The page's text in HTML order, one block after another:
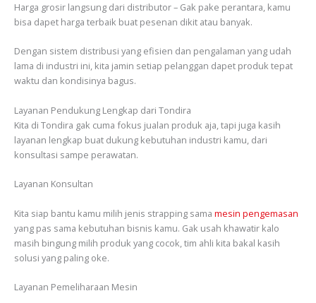
Harga grosir langsung dari distributor – Gak pake perantara, kamu
bisa dapet harga terbaik buat pesenan dikit atau banyak.
Dengan sistem distribusi yang efisien dan pengalaman yang udah
lama di industri ini, kita jamin setiap pelanggan dapet produk tepat
waktu dan kondisinya bagus.
Layanan Pendukung Lengkap dari Tondira
Kita di Tondira gak cuma fokus jualan produk aja, tapi juga kasih
layanan lengkap buat dukung kebutuhan industri kamu, dari
konsultasi sampe perawatan.
Layanan Konsultan
Kita siap bantu kamu milih jenis strapping sama mesin pengemasan
yang pas sama kebutuhan bisnis kamu. Gak usah khawatir kalo
masih bingung milih produk yang cocok, tim ahli kita bakal kasih
solusi yang paling oke.
Layanan Pemeliharaan Mesin